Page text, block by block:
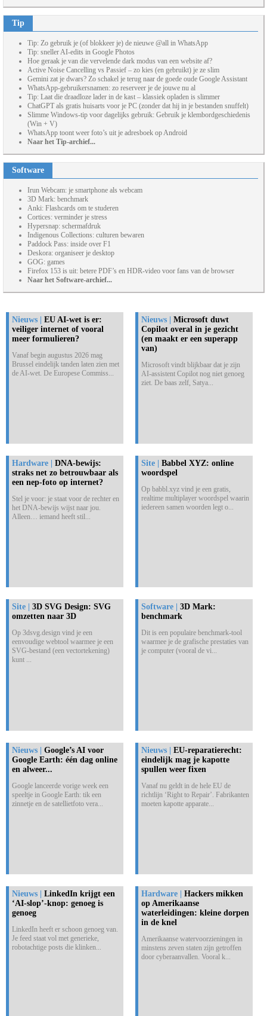
Tip
Tip: Zo gebruik je (of blokkeer je) de nieuwe @all in WhatsApp
Tip: sneller AI-edits in Google Photos
Hoe geraak je van die vervelende dark modus van een website af?
Active Noise Cancelling vs Passief – zo kies (en gebruikt) je ze slim
Gemini zat je dwars? Zo schakel je terug naar de goede oude Google Assistant
WhatsApp-gebruikersnamen: zo reserveer je de jouwe nu al
Tip: Laat die draadloze lader in de kast – klassiek opladen is slimmer
ChatGPT als gratis huisarts voor je PC (zonder dat hij in je bestanden snuffelt)
Slimme Windows-tip voor dagelijks gebruik: Gebruik je klembordgeschiedenis
(Win + V)
WhatsApp toont weer foto’s uit je adresboek op Android
Naar het Tip-archief...
Software
Irun Webcam: je smartphone als webcam
3D Mark: benchmark
Anki: Flashcards om te studeren
Cortices: verminder je stress
Hypersnap: schermafdruk
Indigenous Collections: culturen bewaren
Paddock Pass: inside over F1
Deskora: organiseer je desktop
GOG: games
Firefox 153 is uit: betere PDF’s en HDR-video voor fans van de browser
Naar het Software-archief...
Nieuws | EU AI-wet is er:
veiliger internet of vooral
meer formulieren?
Vanaf begin augustus 2026 mag
Brussel eindelijk tanden laten zien met
de AI-wet. De Europese Commiss...
Nieuws |Microsoft duwt
Copilot overal in je gezicht
(en maakt er een superapp
van)
Microsoft vindt blijkbaar dat je zijn
AI-assistent Copilot nog niet genoeg
ziet. De baas zelf, Satya...
Hardware | DNA-bewijs:
straks net zo betrouwbaar als
een nep-foto op internet?
Stel je voor: je staat voor de rechter en
het DNA-bewijs wijst naar jou.
Alleen… iemand heeft stil...
Site |Babbel XYZ: online
woordspel
Op babbl.xyz vind je een gratis,
realtime multiplayer woordspel waarin
iedereen samen woorden legt o...
Site | 3D SVG Design: SVG
omzetten naar 3D
Op 3dsvg.design vind je een
eenvoudige webtool waarmee je een
SVG-bestand (een vectortekening)
kunt ...
Software |3D Mark:
benchmark
Dit is een populaire benchmark-tool
waarmee je de grafische prestaties van
je computer (vooral de vi...
Nieuws | Google’s AI voor
Google Earth: één dag online
en alweer...
Google lanceerde vorige week een
speeltje in Google Earth: tik een
zinnetje en de satellietfoto vera...
Nieuws |EU-reparatierecht:
eindelijk mag je kapotte
spullen weer fixen
Vanaf nu geldt in de hele EU de
richtlijn ‘Right to Repair’. Fabrikanten
moeten kapotte apparate...
Nieuws | LinkedIn krijgt een
‘AI-slop’-knop: genoeg is
genoeg
LinkedIn heeft er schoon genoeg van.
Je feed staat vol met generieke,
robotachtige posts die klinken...
Hardware |Hackers mikken
op Amerikaanse
waterleidingen: kleine dorpen
in de knel
Amerikaanse watervoorzieningen in
minstens zeven staten zijn getroffen
door cyberaanvallen. Vooral k...